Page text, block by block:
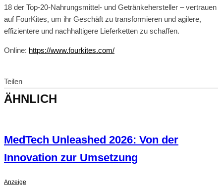
18 der Top-20-Nahrungsmittel- und Getränkehersteller – vertrauen
auf FourKites, um ihr Geschäft zu transformieren und agilere,
effizientere und nachhaltigere Lieferketten zu schaffen.
Online: https://www.fourkites.com/
Teilen
ÄHNLICH
MedTech Unleashed 2026: Von der
Innovation zur Umsetzung
Anzeige